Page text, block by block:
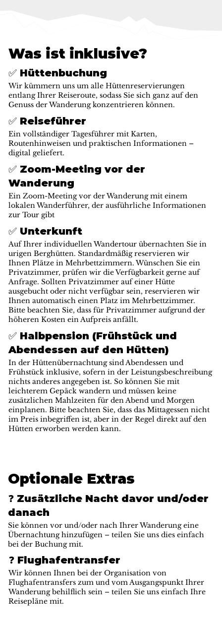
Was ist inklusive?
✅ Hüttenbuchung
Wir kümmern uns um alle Hüttenreservierungen
entlang Ihrer Reiseroute, sodass Sie sich ganz auf den
Genuss der Wanderung konzentrieren können.
✅ Reiseführer
Ein vollständiger Tagesführer mit Karten,
Routenhinweisen und praktischen Informationen –
digital geliefert.
✅ Zoom-Meeting vor der
Wanderung
Ein Zoom-Meeting vor der Wanderung mit einem
lokalen Wanderführer, der ausführliche Informationen
zur Tour gibt
✅ Unterkunft
Auf Ihrer individuellen Wandertour übernachten Sie in
urigen Berghütten. Standardmäßig reservieren wir
Ihnen Plätze in Mehrbettzimmern. Wünschen Sie ein
Privatzimmer, prüfen wir die Verfügbarkeit gerne auf
Anfrage. Sollten Privatzimmer auf einer Hütte
ausgebucht oder nicht verfügbar sein, reservieren wir
Ihnen automatisch einen Platz im Mehrbettzimmer.
Bitte beachten Sie, dass für Privatzimmer aufgrund der
höheren Kosten ein Aufpreis anfällt.
✅ Halbpension (Frühstück und
Abendessen auf den Hütten)
In der Hüttenübernachtung sind Abendessen und
Frühstück inklusive, sofern in der Leistungsbeschreibung
nichts anderes angegeben ist. So können Sie mit
leichterem Gepäck wandern und müssen keine
zusätzlichen Mahlzeiten für den Abend und Morgen
einplanen. Bitte beachten Sie, dass das Mittagessen nicht
im Preis inbegriffen ist, aber in der Regel direkt auf den
Hütten erworben werden kann.
Optionale Extras
❓ Zusätzliche Nacht davor und/oder
danach
Sie können vor und/oder nach Ihrer Wanderung eine
Übernachtung hinzufügen – teilen Sie uns dies einfach
bei der Buchung mit.
❓ Flughafentransfer
Wir können Ihnen bei der Organisation von
Flughafentransfers zum und vom Ausgangspunkt Ihrer
Wanderung behilflich sein – teilen Sie uns einfach Ihre
Reisepläne mit.